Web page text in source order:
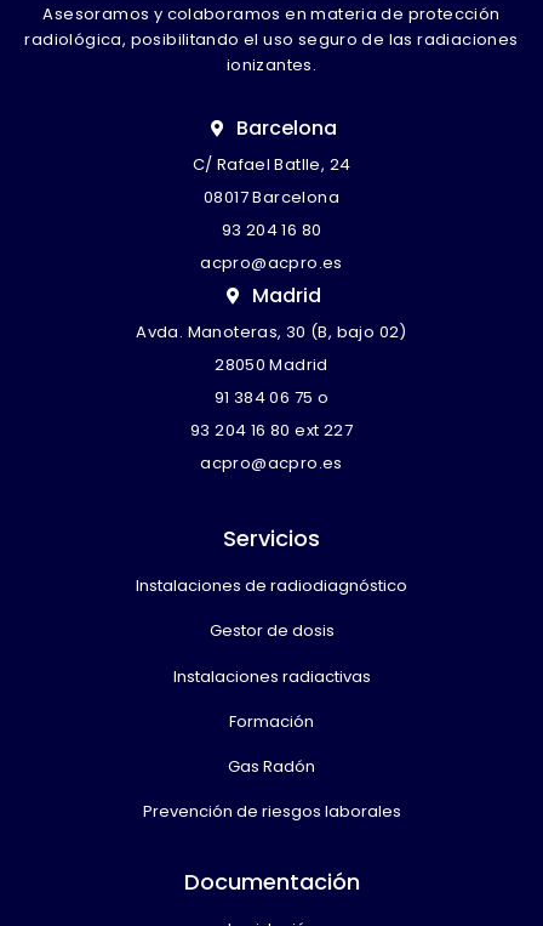
Asesoramos y colaboramos en materia de protección
radiológica, posibilitando el uso seguro de las radiaciones
ionizantes.
Barcelona
C/ Rafael Batlle, 24
08017 Barcelona
93 204 16 80
acpro@acpro.es
Madrid
Avda. Manoteras, 30 (B, bajo 02)
28050 Madrid
91 384 06 75 o
93 204 16 80 ext 227
acpro@acpro.es
Servicios
Instalaciones de radiodiagnóstico
Gestor de dosis
Instalaciones radiactivas
Formación
Gas Radón
Prevención de riesgos laborales
Documentación